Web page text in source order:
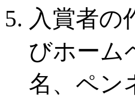
入賞者の
びホーム
名、ペン